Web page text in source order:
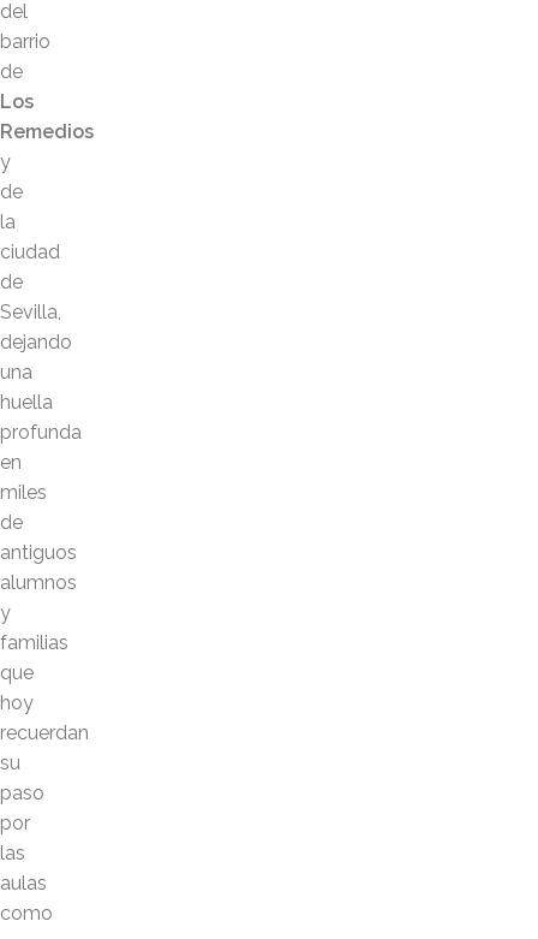
del
barrio
de
Los
Remedios
y
de
la
ciudad
de
Sevilla,
dejando
una
huella
profunda
en
miles
de
antiguos
alumnos
y
familias
que
hoy
recuerdan
su
paso
por
las
aulas
como